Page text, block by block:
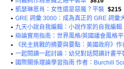
• 凱瑟琳恩肖：女性還是惡魔？平裝 $215
• GRE 詞彙 3000：成為真正的 GRE 詞彙
•
• 辯論實用指南：世界風格/英國議會風格
•
《民主挑戰的摘要與要點：美國政府》
• 一起閱讀一起討論：幼兒對話閱讀計畫平
•